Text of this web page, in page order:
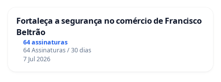
Fortaleça a segurança no comércio de Francisco
Beltrão
64 assinaturas
64 Assinaturas / 30 dias
7 Jul 2026